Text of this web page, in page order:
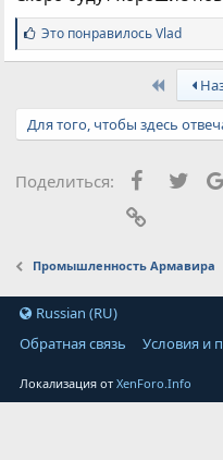
С
и
м
т
и
Это понравилосьVlad
First
Для того, чтобы здесь
Поделиться: Facebook
Промышленность Армавира
Russian (RU)
Обратная связь
Условия и
Локализация отXenForo.Info